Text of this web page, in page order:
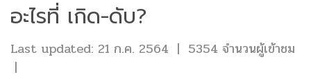
อะไรที่ เกิด-ดับ?
Last updated: 21 ก.ค. 2564 | 5354 จำนวนผู้เข้าชม
|